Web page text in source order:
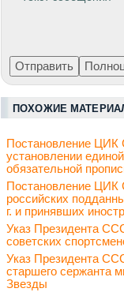
ПОХОЖИЕ
Постановление
установлении
обязательной
Постановление
российских
г. и принявших
Указ Президента
советских
Указ Президента
старшего сержанта
Звезды